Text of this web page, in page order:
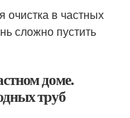
в частных
сложно пустить
доме.
труб